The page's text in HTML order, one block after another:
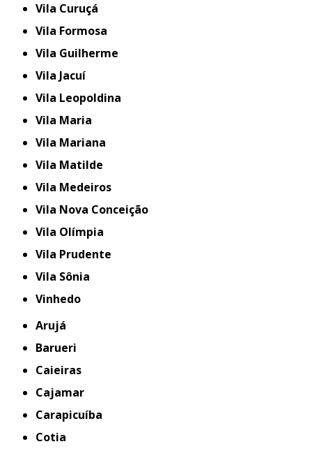
Vila Curuçá
Vila Formosa
Vila Guilherme
Vila Jacuí
Vila Leopoldina
Vila Maria
Vila Mariana
Vila Matilde
Vila Medeiros
Vila Nova Conceição
Vila Olímpia
Vila Prudente
Vila Sônia
Vinhedo
Arujá
Barueri
Caieiras
Cajamar
Carapicuíba
Cotia